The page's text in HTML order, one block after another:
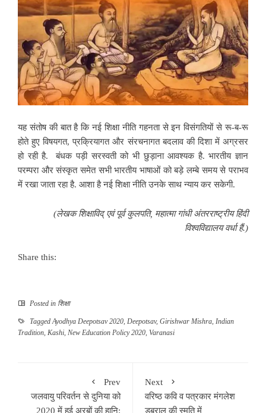
यह संतोष की बात है कि नई शिक्षा नीति गहनता से इन विसंगतियों से रू-ब-रू
होते हुए विषयगत, प्रक्रियागत और संरचनागत बदलाव की दिशा में अग्रसर
हो रही है.बंधक पड़ी सरस्वती को भी छुड़ाना आवश्यक है. भारतीय ज्ञान
परम्परा और संस्कृत समेत सभी भारतीय भाषाओं को बड़े लम्बे समय से पराभव
में रखा जाता रहा है. आशा है नई शिक्षा नीति उनके साथ न्याय कर सकेगी.
(लेखक शिक्षाविद् एवं पूर्व कुलपति, महात्मा गांधी अंतरराष्ट्रीय हिंदी
विश्वविद्यालय वर्धा हैं.)
Share this:
Posted in शिक्षा
Tagged Ayodhya Deepotsav 2020 Deepotsav, Girishwar Mishra Indian
Tradition Kashi New Education Policy 2020 Varanasi
Prev
जलवायु परिवर्तन से दुनिया को
2020 में हुई अरबों की हानि:
Next
वरिष्ठ कवि व पत्रकार मंगलेश
डबराल की स्मृति में